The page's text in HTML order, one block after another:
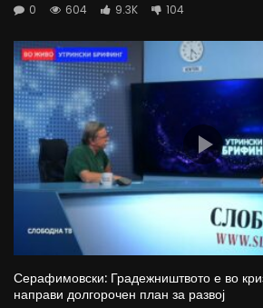
0
604 9.3K 104
Серафимовски: Градежништвото е во
направи долгорочен план за развој